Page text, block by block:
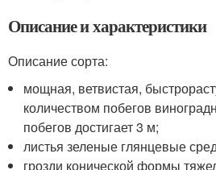
Описание и характеристики
Описание сорта:
мощная, ветвистая,
количеством побегов
побегов достигает 3 м;
листья зеленые глянцевые
грозди конической формы